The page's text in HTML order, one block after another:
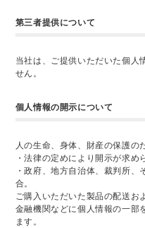
第三者提供について
当社は、ご提供いただいた個人
せん。
個人情報の開示について
人の生命、身体、財産の保護の
・法律の定めにより開示が求め
・政府、地方自治体、裁判所
合。
ご購入いただいた製品の配送お
金融機関などに個人情報の一部
ます。